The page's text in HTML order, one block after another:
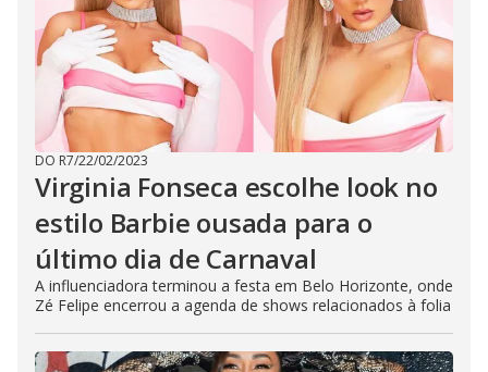
DO R7/22/02/2023
Virginia Fonseca escolhe look no
estilo Barbie ousada para o
último dia de Carnaval
A influenciadora terminou a festa em Belo Horizonte, onde
Zé Felipe encerrou a agenda de shows relacionados à folia